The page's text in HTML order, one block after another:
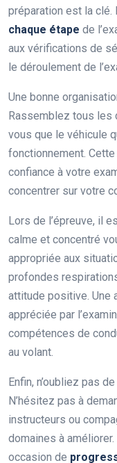
préparation est la
chaque étape de
aux vérifications de
le déroulement de
Une bonne
Rassemblez tous
vous que le véhicule
fonctionnement.
confiance à votre
concentrer sur votre
Lors de l’épreuve, il
calme et concentré
appropriée aux
profondes
attitude positive. Une
appréciée par
compétences de
au volant.
Enfin, n’oubliez pas
N’hésitez pas à
instructeurs ou
domaines à
occasion de